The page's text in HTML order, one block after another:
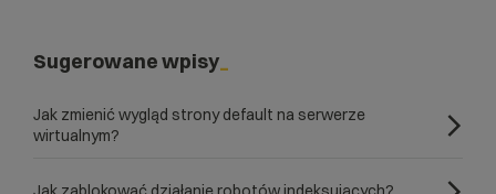
Sugerowane wpisy
Jak zmienić wygląd strony default na serwerze
wirtualnym?